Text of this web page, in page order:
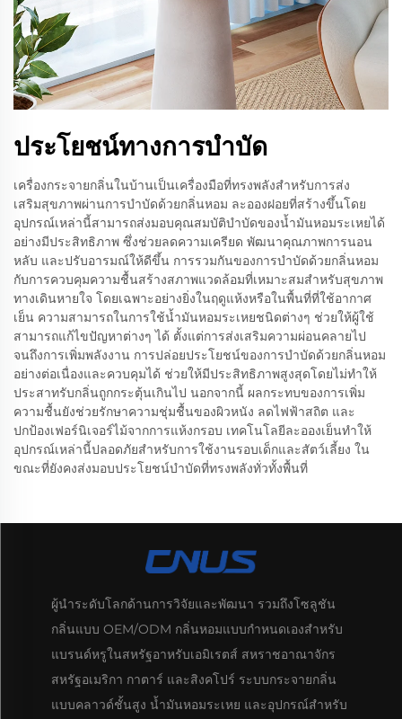
ประโยชน์ทางการบำบัด
เครื่องกระจายกลิ่นในบ้านเป็นเครื่องมือที่ทรงพลังสำหรับการส่ง
เสริมสุขภาพผ่านการบำบัดด้วยกลิ่นหอม ละอองฝอยที่สร้างขึ้นโดย
อุปกรณ์เหล่านี้สามารถส่งมอบคุณสมบัติบำบัดของน้ำมันหอมระเหยได้
อย่างมีประสิทธิภาพ ซึ่งช่วยลดความเครียด พัฒนาคุณภาพการนอน
หลับ และปรับอารมณ์ให้ดีขึ้น การรวมกันของการบำบัดด้วยกลิ่นหอม
กับการควบคุมความชื้นสร้างสภาพแวดล้อมที่เหมาะสมสำหรับสุขภาพ
ทางเดินหายใจ โดยเฉพาะอย่างยิ่งในฤดูแห้งหรือในพื้นที่ที่ใช้อากาศ
เย็น ความสามารถในการใช้น้ำมันหอมระเหยชนิดต่างๆ ช่วยให้ผู้ใช้
สามารถแก้ไขปัญหาต่างๆ ได้ ตั้งแต่การส่งเสริมความผ่อนคลายไป
จนถึงการเพิ่มพลังงาน การปล่อยประโยชน์ของการบำบัดด้วยกลิ่นหอม
อย่างต่อเนื่องและควบคุมได้ ช่วยให้มีประสิทธิภาพสูงสุดโดยไม่ทำให้
ประสาทรับกลิ่นถูกกระตุ้นเกินไป นอกจากนี้ ผลกระทบของการเพิ่ม
ความชื้นยังช่วยรักษาความชุ่มชื้นของผิวหนัง ลดไฟฟ้าสถิต และ
ปกป้องเฟอร์นิเจอร์ไม้จากการแห้งกรอบ เทคโนโลยีละอองเย็นทำให้
อุปกรณ์เหล่านี้ปลอดภัยสำหรับการใช้งานรอบเด็กและสัตว์เลี้ยง ใน
ขณะที่ยังคงส่งมอบประโยชน์บำบัดที่ทรงพลังทั่วทั้งพื้นที่
ผู้นำระดับโลกด้านการวิจัยและพัฒนา รวมถึงโซลูชัน
กลิ่นแบบ OEM/ODM กลิ่นหอมแบบกำหนดเองสำหรับ
แบรนด์หรูในสหรัฐอาหรับเอมิเรตส์ สหราชอาณาจักร
สหรัฐอเมริกา กาตาร์ และสิงคโปร์ ระบบกระจายกลิ่น
แบบคลาวด์ชั้นสูง น้ำมันหอมระเหย และอุปกรณ์สำหรับ